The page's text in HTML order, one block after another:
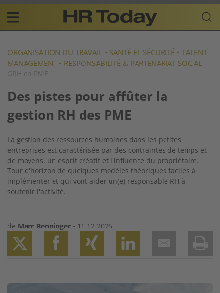
Skip
content
Plattform
für
Resources
navigation
FR
ORGANISATION DU TRAVAIL • SANTÉ ET SÉCURITÉ • TALENT
MANAGEMENT • RESPONSABILITÉ & PARTENARIAT SOCIAL
GRH en PME
Des pistes pour affûter la
gestion RH des PME
La gestion des ressources humaines dans les petites
entreprises est caractérisée par des contraintes de temps et
de moyens, un esprit créatif et l'influence du propriétaire.
Tour d'horizon de quelques modèles théoriques faciles à
implémenter et qui vont aider un(e) responsable RH à
soutenir l'activité.
de Marc Benninger • 11.12.2025